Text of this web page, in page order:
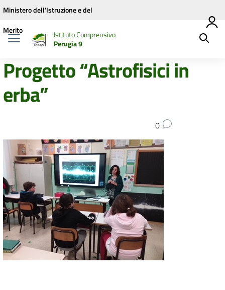
Vai ai contenuti
Vai al menu di navigazione
Vai al footer
Ministero dell'Istruzione e del
Merito
Istituto Comprensivo
Perugia 9
Progetto “Astrofisici in
erba”
0